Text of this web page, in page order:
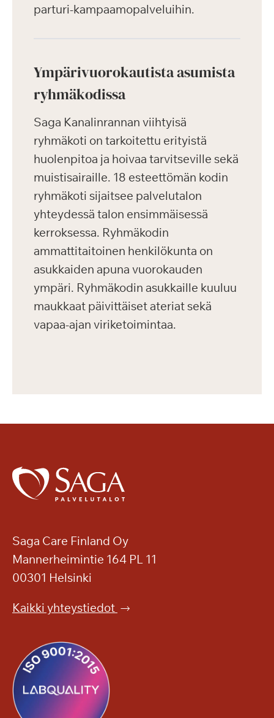
parturi-kampaamopalveluihin.
Ympärivuorokautista asumista
ryhmäkodissa
Saga Kanalinrannan viihtyisä
ryhmäkoti on tarkoitettu erityistä
huolenpitoa ja hoivaa tarvitseville sekä
muistisairaille. 18 esteettömän kodin
ryhmäkoti sijaitsee palvelutalon
yhteydessä talon ensimmäisessä
kerroksessa. Ryhmäkodin
ammattitaitoinen henkilökunta on
asukkaiden apuna vuorokauden
ympäri. Ryhmäkodin asukkaille kuuluu
maukkaat päivittäiset ateriat sekä
vapaa-ajan viriketoimintaa.
Saga Care Finland Oy
Mannerheimintie 164 PL 11
00301 Helsinki
Kaikki yhteystiedot